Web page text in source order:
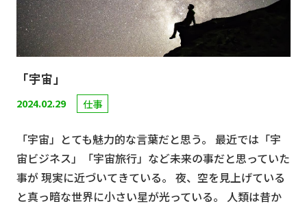
2024.02.29 仕事
「宇宙」
「宇宙」とても魅力的な言葉だと思う。 最近では「宇
宙ビジネス」「宇宙旅行」など未来の事だと思っていた
事が 現実に近づいてきている。 夜、空を見上げている
と真っ暗な世界に小さい星が光っている。 人類は昔か